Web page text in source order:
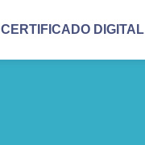
CERTIFICADO DIGITAL